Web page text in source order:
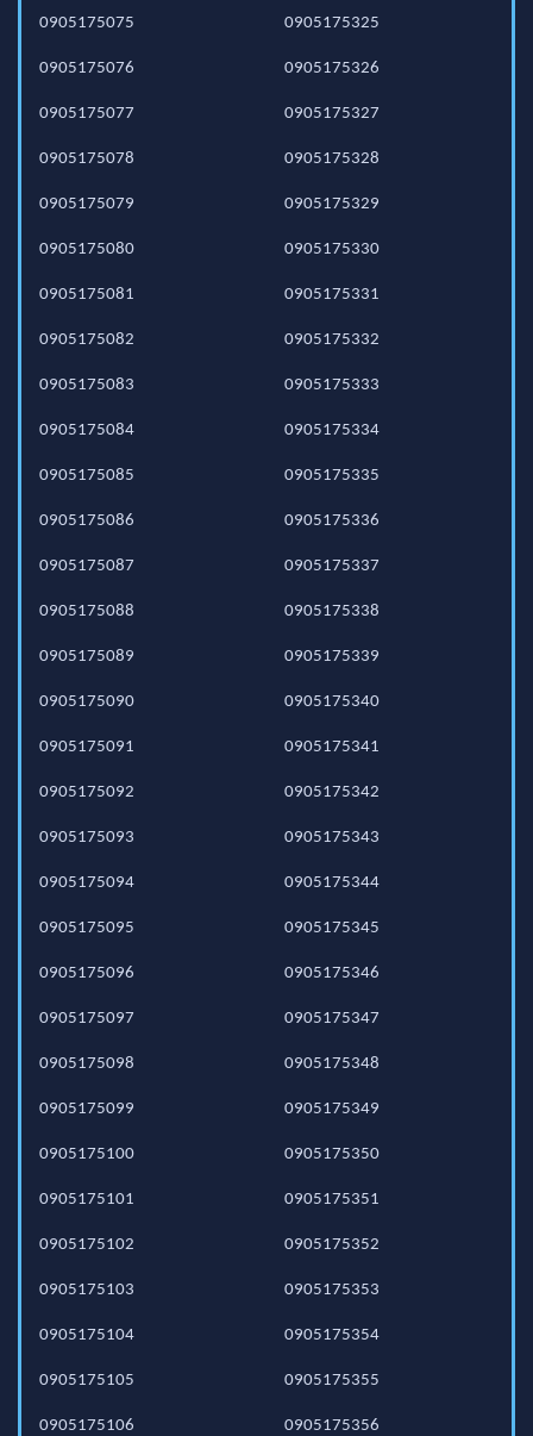
0905175075
0905175076
0905175077
0905175078
0905175079
0905175080
0905175081
0905175082
0905175083
0905175084
0905175085
0905175086
0905175087
0905175088
0905175089
0905175090
0905175091
0905175092
0905175093
0905175094
0905175095
0905175096
0905175097
0905175098
0905175099
0905175100
0905175101
0905175102
0905175103
0905175104
0905175105
0905175106
0905175325
0905175326
0905175327
0905175328
0905175329
0905175330
0905175331
0905175332
0905175333
0905175334
0905175335
0905175336
0905175337
0905175338
0905175339
0905175340
0905175341
0905175342
0905175343
0905175344
0905175345
0905175346
0905175347
0905175348
0905175349
0905175350
0905175351
0905175352
0905175353
0905175354
0905175355
0905175356